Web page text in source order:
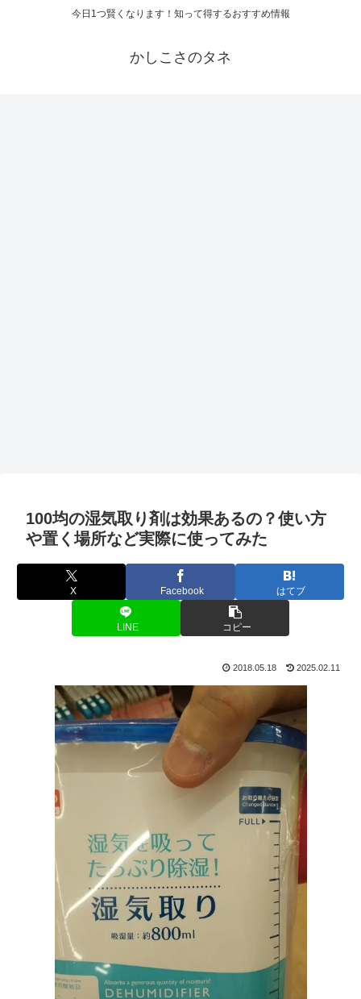
今日1つ賢くなります！知って得するおすすめ情報
かしこさのタネ
100均の湿気取り剤は効果あるの？使い方
や置く場所など実際に使ってみた
X Facebook はてブ
LINE コピー
2018.05.18 2025.02.11